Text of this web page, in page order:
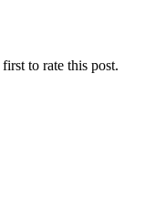
to rate this post.